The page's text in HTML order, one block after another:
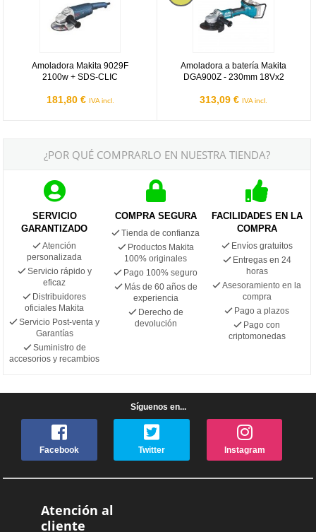
Amoladora Makita 9029F
2100w + SDS-CLIC
181,80 € IVA incl.
Amoladora a batería Makita
DGA900Z - 230mm 18Vx2
313,09 € IVA incl.
¿POR QUÉ COMPRARLO EN NUESTRA TIENDA?
SERVICIO
GARANTIZADO
Atención
personalizada
Servicio rápido y
eficaz
Distribuidores
oficiales Makita
Servicio Post-venta y
Garantías
Suministro de
accesorios y recambios
COMPRA SEGURA
Tienda de confianza
Productos Makita
100% originales
Pago 100% seguro
Más de 60 años de
experiencia
Derecho de
devolución
FACILIDADES EN LA
COMPRA
Envíos gratuitos
Entregas en 24
horas
Asesoramiento en la
compra
Pago a plazos
Pago con
criptomonedas
Síguenos en...
Facebook Twitter Instagram
Atención al
cliente